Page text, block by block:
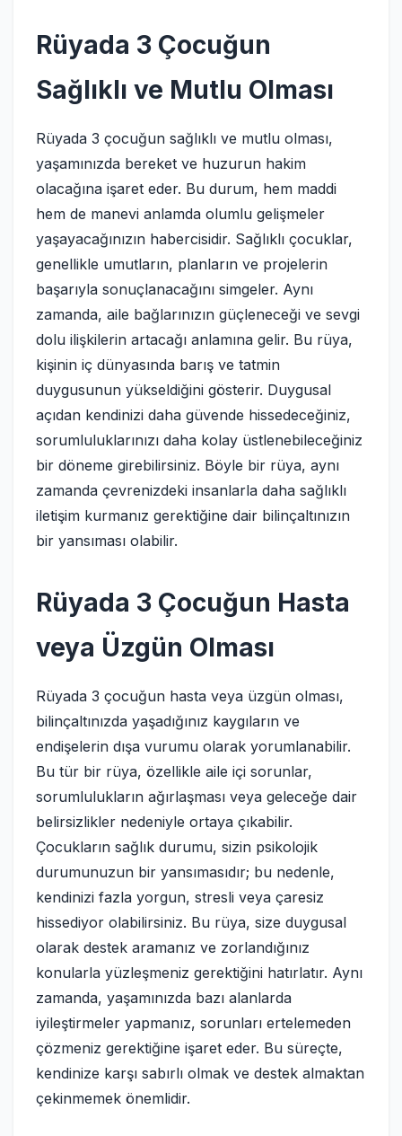
Rüyada 3 Çocuğun
Sağlıklı ve Mutlu Olması
Rüyada 3 çocuğun sağlıklı ve mutlu olması,
yaşamınızda bereket ve huzurun hakim
olacağına işaret eder. Bu durum, hem maddi
hem de manevi anlamda olumlu gelişmeler
yaşayacağınızın habercisidir. Sağlıklı çocuklar,
genellikle umutların, planların ve projelerin
başarıyla sonuçlanacağını simgeler. Aynı
zamanda, aile bağlarınızın güçleneceği ve sevgi
dolu ilişkilerin artacağı anlamına gelir. Bu rüya,
kişinin iç dünyasında barış ve tatmin
duygusunun yükseldiğini gösterir. Duygusal
açıdan kendinizi daha güvende hissedeceğiniz,
sorumluluklarınızı daha kolay üstlenebileceğiniz
bir döneme girebilirsiniz. Böyle bir rüya, aynı
zamanda çevrenizdeki insanlarla daha sağlıklı
iletişim kurmanız gerektiğine dair bilinçaltınızın
bir yansıması olabilir.
Rüyada 3 Çocuğun Hasta
veya Üzgün Olması
Rüyada 3 çocuğun hasta veya üzgün olması,
bilinçaltınızda yaşadığınız kaygıların ve
endişelerin dışa vurumu olarak yorumlanabilir.
Bu tür bir rüya, özellikle aile içi sorunlar,
sorumlulukların ağırlaşması veya geleceğe dair
belirsizlikler nedeniyle ortaya çıkabilir.
Çocukların sağlık durumu, sizin psikolojik
durumunuzun bir yansımasıdır; bu nedenle,
kendinizi fazla yorgun, stresli veya çaresiz
hissediyor olabilirsiniz. Bu rüya, size duygusal
olarak destek aramanız ve zorlandığınız
konularla yüzleşmeniz gerektiğini hatırlatır. Aynı
zamanda, yaşamınızda bazı alanlarda
iyileştirmeler yapmanız, sorunları ertelemeden
çözmeniz gerektiğine işaret eder. Bu süreçte,
kendinize karşı sabırlı olmak ve destek almaktan
çekinmemek önemlidir.